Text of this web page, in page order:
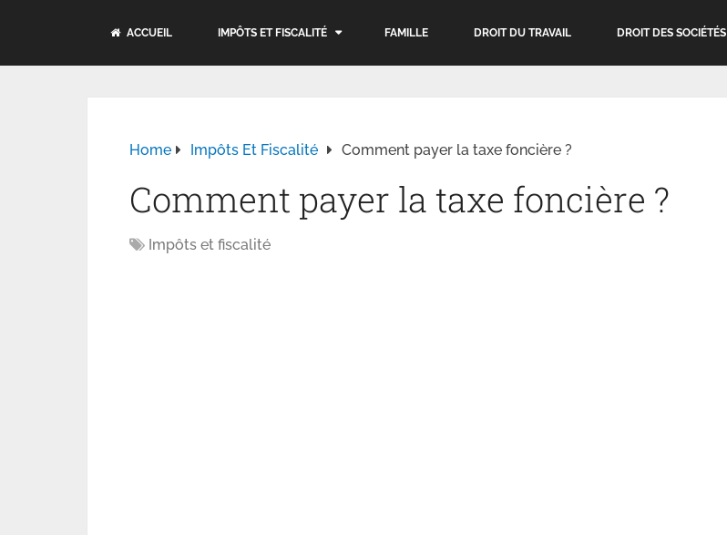
ACCUEIL IMPÔTS ET FISCALITÉ FAMILLE DROIT DU TRAVAIL DROIT DES SOCIÉTÉS
Home Impôts Et Fiscalité Comment payer la taxe foncière ?
Comment payer la taxe foncière ?
Impôts et fiscalité